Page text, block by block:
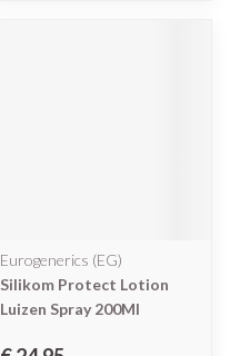
Eurogenerics (EG)
Silikom Protect Lotion
Luizen Spray 200Ml